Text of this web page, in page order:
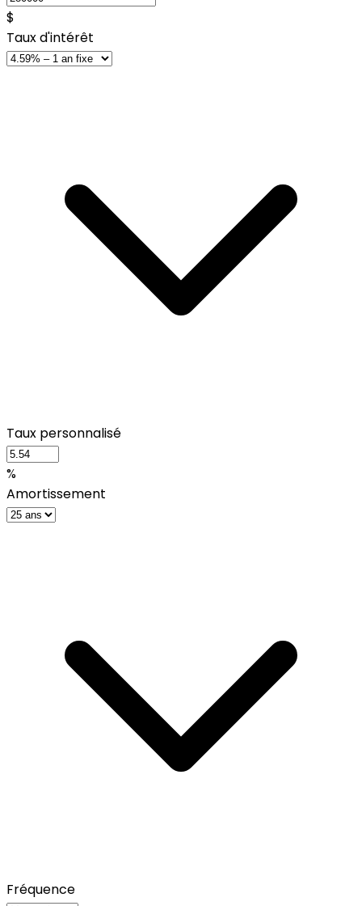
$
Taux d'intérêt
Taux personnalisé
%
Amortissement
Fréquence